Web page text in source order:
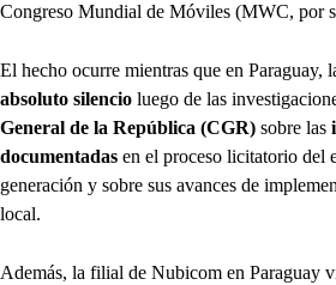
Congreso Mundial de Móviles (MWC, por
El hecho ocurre mientras que en Paraguay,
absoluto silencio luego de las
General de la República (CGR) sobre las
documentadas en el proceso licitatorio del
generación y sobre sus avances de
local.
Además, la filial de Nubicom en Paraguay